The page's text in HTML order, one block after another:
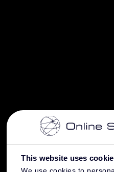
This website uses
We use cookies to